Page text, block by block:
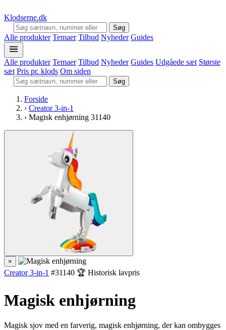
Klodserne.dk
Søg
Alle produkter Temaer Tilbud Nyheder Guides
Alle produkter Temaer Tilbud Nyheder Guides Udgåede sæt Største
sæt Pris pr. klods Om siden
Søg
Forside
› Creator 3-in-1
› Magisk enhjørning 31140
×
Creator 3-in-1 #31140 🏆 Historisk lavpris
Magisk enhjørning
Magisk sjov med en farverig, magisk enhjørning, der kan ombygges